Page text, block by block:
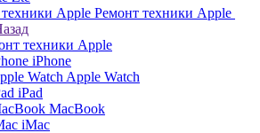
Ремонт техники Apple
техники Apple
iPhone
Apple Watch
iPad
MacBook
iMac